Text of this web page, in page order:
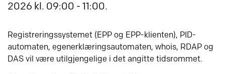
2026 kl. 09:00 - 11:00.
Registreringssystemet (EPP og EPP-klienten), PID-
automaten, egenerklæringsautomaten, whois, RDAP og
DAS vil være utilgjengelige i det angitte tidsrommet.